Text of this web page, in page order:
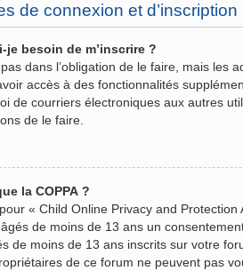
de connexion et d’inscription
je besoin de m’inscrire ?
pas dans l’obligation de le faire, mais
accès à des fonctionnalités
de courriers électroniques aux autres
de le faire.
la COPPA ?
« Child Online Privacy and
de moins de 13 ans un
de moins de 13 ans inscrits sur votre
de ce forum ne peuvent pas